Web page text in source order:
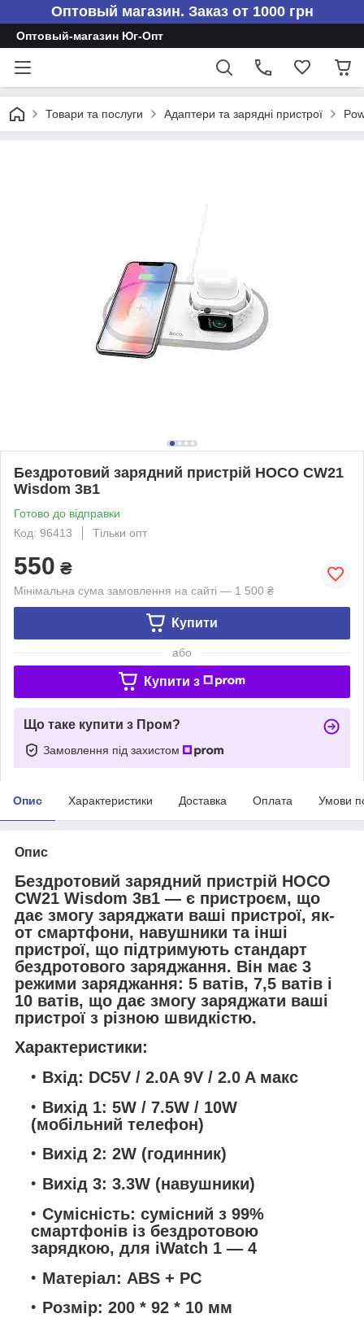
Оптовый магазин. Заказ от 1000 грн
Оптовый-магазин Юг-Опт
Товари та послуги Адаптери та зарядні пристрої
Бездротовий зарядний пристрій HOCO CW21
Wisdom 3в1
Готово до відправки
Код: 96413
Тільки опт
550 ₴
Мінімальна сума замовлення на сайті — 1 500 ₴
Купити
або
Купити з
Що таке купити з Пром?
Замовлення під захистом
Опис Характеристики Доставка Оплата Умови
Опис
Бездротовий зарядний пристрій HOCO
CW21 Wisdom 3в1 — є пристроєм, що
дає змогу заряджати ваші пристрої, як-
от смартфони, навушники та інші
пристрої, що підтримують стандарт
бездротового заряджання. Він має 3
режими заряджання: 5 ватів, 7,5 ватів і
10 ватів, що дає змогу заряджати ваші
пристрої з різною швидкістю.
Характеристики:
Вхід: DC5V / 2.0A 9V / 2.0 A макс
Вихід 1: 5W / 7.5W / 10W
(мобільний телефон)
Вихід 2: 2W (годинник)
Вихід 3: 3.3W (навушники)
Сумісність: сумісний з 99%
смартфонів із бездротовою
зарядкою, для iWatch 1 — 4
Матеріал: ABS + PC
Розмір: 200 * 92 * 10 мм